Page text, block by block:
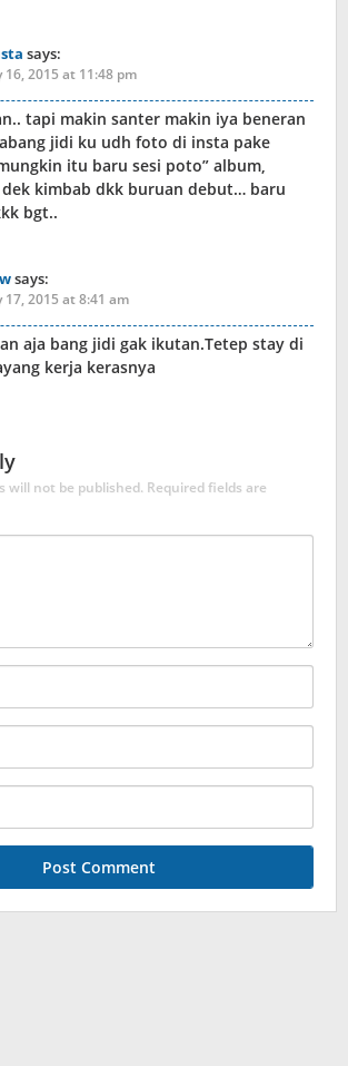
says:
16, 2015 at 11:48 pm
tapi makin santer makin iya beneran
jidi ku udh foto di insta pake
itu baru sesi poto” album,
kimbab dkk buruan debut… baru
bgt..
says:
17, 2015 at 8:41 am
aja bang jidi gak ikutan.Tetep stay di
kerja kerasnya
will not be published. Required fields are